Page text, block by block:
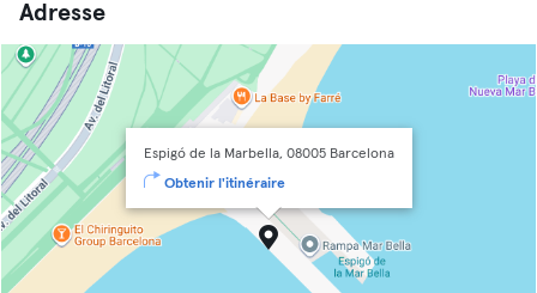
Adresse
Espigó de la Marbella, 08005 Barcelona
Obtenir l'itinéraire